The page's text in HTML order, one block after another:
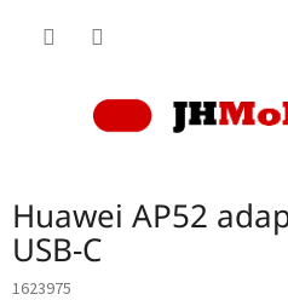
Huawei AP52
USB-C
1623975